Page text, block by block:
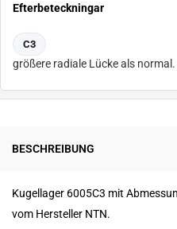
Efterbeteckningar
C3
größere radiale Lücke als normal.
BESCHREIBUNG
Kugellager 6005C3 mit
vom Hersteller NTN.